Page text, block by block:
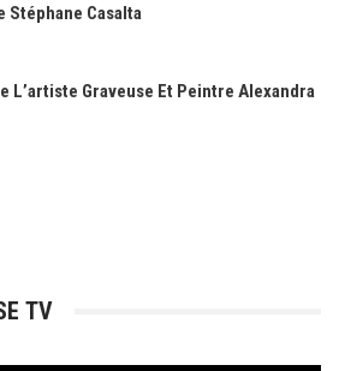
Stéphane Casalta
L’artiste Graveuse Et Peintre Alexandra
TV